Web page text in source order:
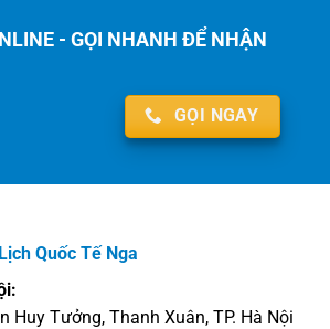
- GỌI NHANH ĐỂ NHẬN
GỌI NGAY
Quốc Tế Nga
Huy Tưởng, Thanh Xuân, TP. Hà Nội